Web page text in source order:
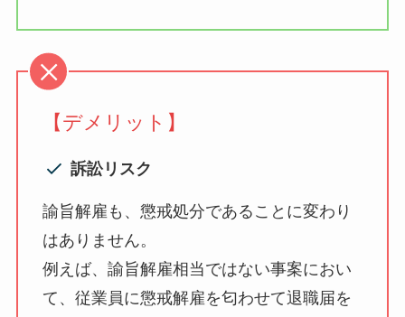
【デメリット】
訴訟リスク
諭旨解雇も、懲戒処分であることに変わり
はありません。
例えば、諭旨解雇相当ではない事案におい
て、従業員に懲戒解雇を匂わせて退職届を